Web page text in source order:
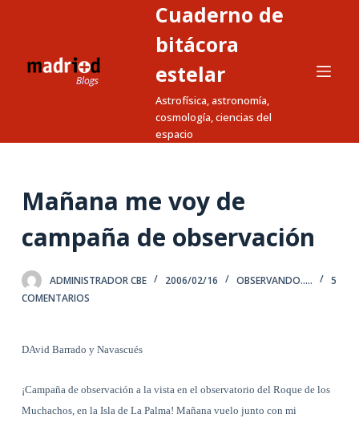
a
n
o
Cuaderno de
bitácora
estelar
Astrofísica, astronomía,
cosmología, ciencias del
espacio
Mañana me voy de
campaña de observación
ADMINISTRADOR CBE 2006/02/16 OBSERVANDO.....
5
COMENTARIOS
DAvid Barrado y Navascués
¡Campaña de observación a la vista en el observatorio del Roque de los
Muchachos, en la Isla de La Palma! Mañana vuelo junto con mi